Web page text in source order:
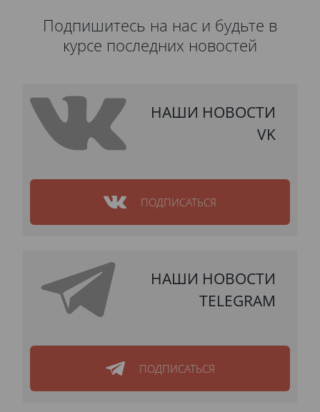
Подпишитесь на нас и будьте в
курсе последних новостей
НАШИ НОВОСТИ
VK
ПОДПИСАТЬСЯ
НАШИ НОВОСТИ
TELEGRAM
ПОДПИСАТЬСЯ